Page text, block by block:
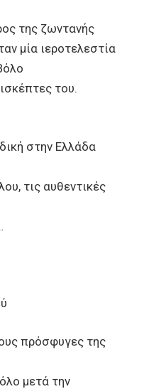
της ζωντανής
μία ιεροτελεστία
του.
στην Ελλάδα
τις αυθεντικές
πρόσφυγες της
μετά την